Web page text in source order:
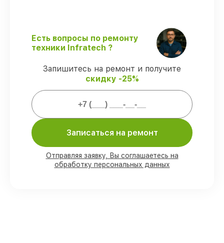
ремонт оптического прицела Infratech
IT-124D строго по договоренности.
Поддержка после ремонта – все все
виды ремонта защищены сервисной
гарантией.
Мы гарантируем:
работ закрываем с возможностью
личного присутствия владельца
90%
комплектующих Infratech готовы к
установке в Казани, остальные
поступают оперативно
Есть вопросы по ремонту
техники Infratech ?
Запишитесь на ремонт и получите
скидку -25%
Записаться на ремонт
Отправляя заявку, Вы соглашаетесь на
обработку персональных данных